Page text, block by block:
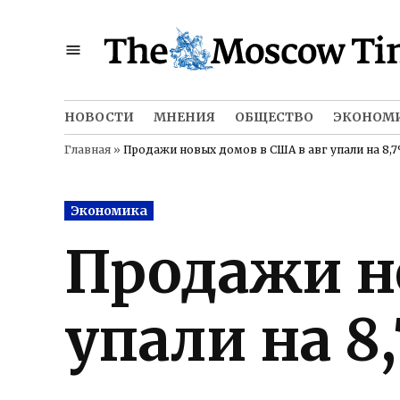
НОВОСТИ МНЕНИЯ ОБЩЕСТВО
Главная » Продажи новых домов в США в авг упали на
Posted
in
Экономика
Продажи
упали на